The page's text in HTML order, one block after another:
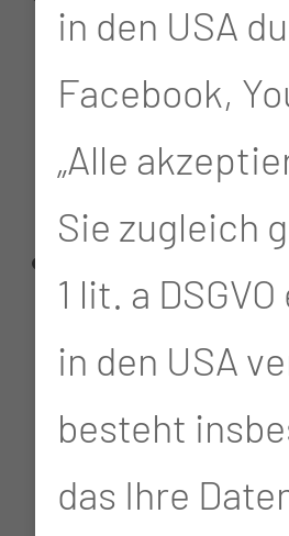
Silent Talk
mit Jenny &
Was kann
in den USA
Facebook,
„Alle
Sie zugleich
1 lit. a
in den USA
besteht
das Ihre